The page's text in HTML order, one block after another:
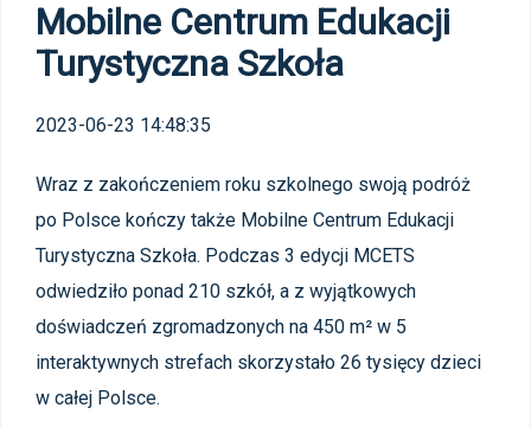
Mobilne Centrum Edukacji
Turystyczna Szkoła
2023-06-23 14:48:35
Wraz z zakończeniem roku szkolnego swoją podróż
po Polsce kończy także Mobilne Centrum Edukacji
Turystyczna Szkoła. Podczas 3 edycji MCETS
odwiedziło ponad 210 szkół, a z wyjątkowych
doświadczeń zgromadzonych na 450 m² w 5
interaktywnych strefach skorzystało 26 tysięcy dzieci
w całej Polsce.